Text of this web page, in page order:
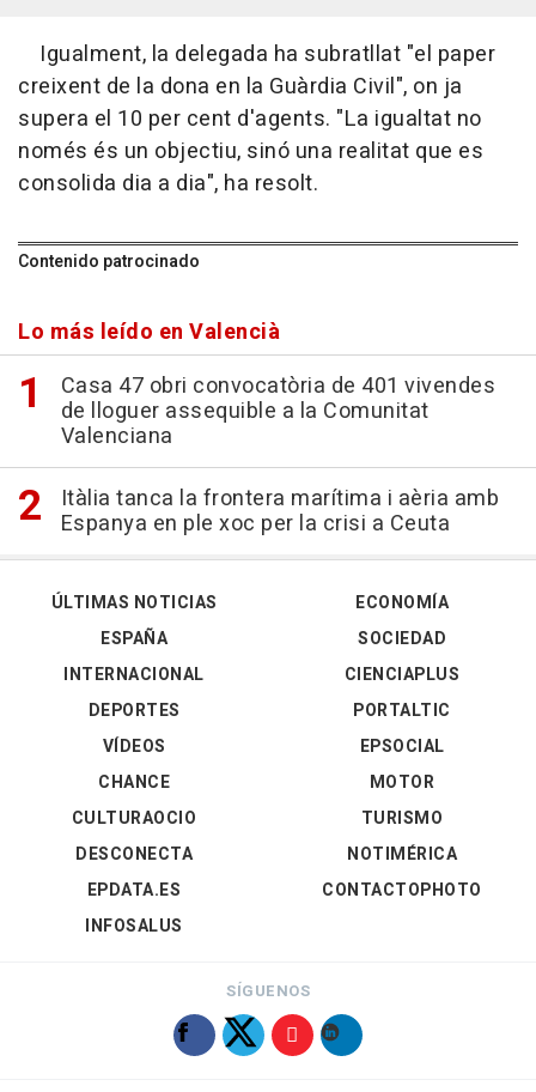
Igualment, la delegada ha subratllat "el paper
creixent de la dona en la Guàrdia Civil", on ja
supera el 10 per cent d'agents. "La igualtat no
només és un objectiu, sinó una realitat que es
consolida dia a dia", ha resolt.
Contenido patrocinado
Lo más leído en Valencià
Casa 47 obri convocatòria de 401 vivendes
de lloguer assequible a la Comunitat
Valenciana
Itàlia tanca la frontera marítima i aèria amb
Espanya en ple xoc per la crisi a Ceuta
ÚLTIMAS NOTICIAS
ESPAÑA
INTERNACIONAL
DEPORTES
VÍDEOS
ECONOMÍA
SOCIEDAD
CIENCIAPLUS
PORTALTIC
EPSOCIAL
CHANCE
CULTURAOCIO
DESCONECTA
EPDATA.ES
INFOSALUS
MOTOR
TURISMO
NOTIMÉRICA
CONTACTOPHOTO
SÍGUENOS